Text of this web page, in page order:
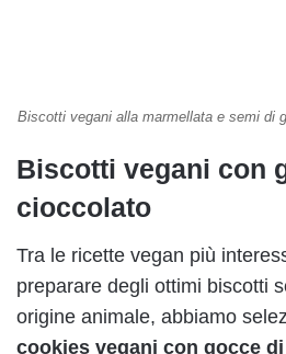
Biscotti vegani alla marmellata e semi di
Biscotti vegani con
cioccolato
Tra le ricette vegan più
preparare degli ottimi biscotti
origine animale, abbiamo
cookies vegani con gocce